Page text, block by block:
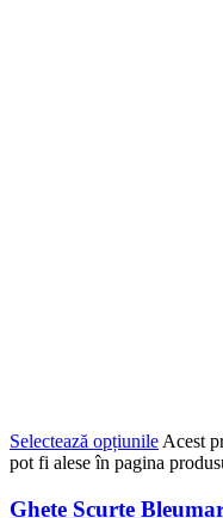
Selectează opțiunileAcest
pot fi alese în pagina
Ghete Scurte